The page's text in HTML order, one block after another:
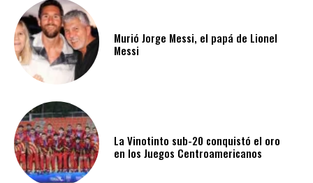
Murió Jorge Messi, el papá de Lionel
Messi
La Vinotinto sub-20 conquistó el oro
en los Juegos Centroamericanos